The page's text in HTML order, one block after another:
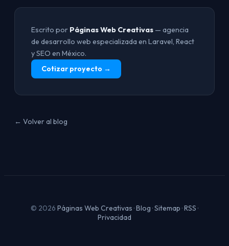
Escrito por Páginas Web Creativas — agencia
de desarrollo web especializada en Laravel, React
y SEO en México.
Cotizar proyecto →
← Volver al blog
© 2026 Páginas Web Creativas ·Blog ·Sitemap ·RSS ·
Privacidad